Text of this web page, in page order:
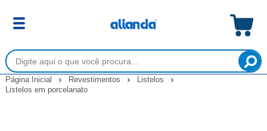
Página Inicial Revestimentos
Listelos
Listelos em porcelanato